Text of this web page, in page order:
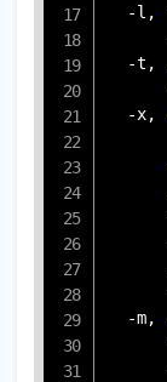
  -l,
  -t,
  -x,
  -m,